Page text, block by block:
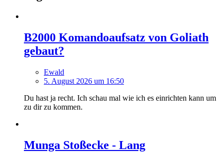
B2000 Komandoaufsatz von Goliath
gebaut?
Ewald
5. August 2026 um 16:50
Du hast ja recht. Ich schau mal wie ich es einrichten kann um
zu dir zu kommen.
Munga Stoßecke - Lang